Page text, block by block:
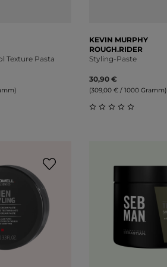
Texture Pasta
KEVIN MURPHY
ROUGH.RIDER
Styling-Paste
30,90 €
(309,00 € / 1000 Gramm)